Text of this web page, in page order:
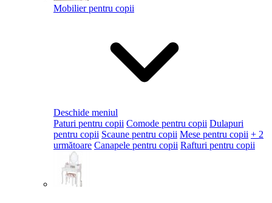
Mobilier pentru copii
Deschide meniul
Paturi pentru copii Comode pentru copii Dulapuri
pentru copii Scaune pentru copii Mese pentru copii + 2
următoare Canapele pentru copii Rafturi pentru copii